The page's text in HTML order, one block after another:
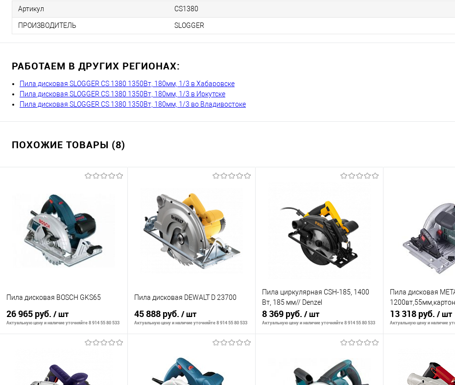
Артикул CS1380
ПРОИЗВОДИТЕЛЬ SLOGGER
РАБОТАЕМ В ДРУГИХ РЕГИОНАХ:
Пила дисковая SLOGGER CS 1380 1350Вт, 180мм, 1/3 в Хабаровске
Пила дисковая SLOGGER CS 1380 1350Вт, 180мм, 1/3 в Иркутске
Пила дисковая SLOGGER CS 1380 1350Вт, 180мм, 1/3 во Владивостоке
ПОХОЖИЕ ТОВАРЫ (8)
Пила дисковая BOSCH GKS65
26 965 руб. / шт
Актуальную цену и наличие уточняйте 8 914 55 80 533
Пила дисковая DEWALT D 23700
45 888 руб. / шт
Актуальную цену и наличие уточняйте 8 914 55 80 533
В корзину
Пила циркулярная CSH-185, 1400
Вт, 185 мм// Denzel
8 369 руб. / шт
Актуальную цену и наличие уточняйте 8 914 55 80 533
В корзину
Пила дисковая
1200вт,55мм,картон
13 318 руб. / шт
Актуальную цену и наличие
В